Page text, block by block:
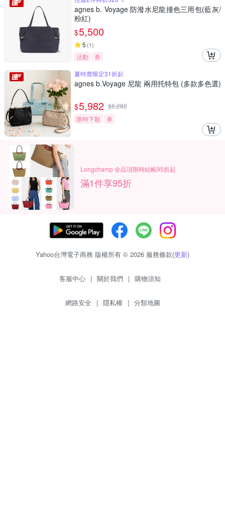
agnes b. Voyage 防潑水尼龍撞色三用包(藍灰/
粉紅)
$5,500
5 (1)
活動
券
夏特賣限定31折起
agnes b.Voyage 尼龍 兩用托特包 (多款多色選)
$5,982 $6,282
限時下殺
券
Longchamp 全品項限時結帳95折起
滿1件享95折
Yahoo台灣電子商務 版權所有 © 2026 服務條款(更新)
客服中心 | 關於我們 | 購物須知
網路安全 | 隱私權 | 分類地圖